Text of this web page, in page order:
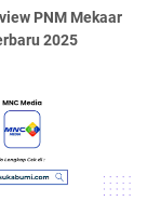
PNM Mekaar
2025